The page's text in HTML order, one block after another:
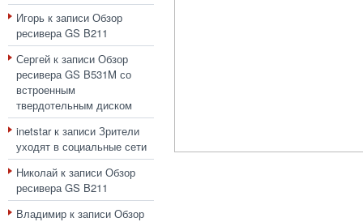
Игорь к записи Обзор
ресивера GS B211
Сергей к записи Обзор
ресивера GS B531M со
встроенным
твердотельным диском
inetstarк записи Зрители
уходят в социальные сети
Николай к записи Обзор
ресивера GS B211
Владимир к записи Обзор